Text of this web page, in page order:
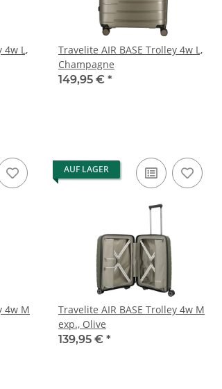
4w L,
Travelite AIR BASE Trolley 4w L,
Champagne
149,95 € *
4w M
AUF LAGER
Travelite AIR BASE Trolley 4w M
exp., Olive
139,95 € *